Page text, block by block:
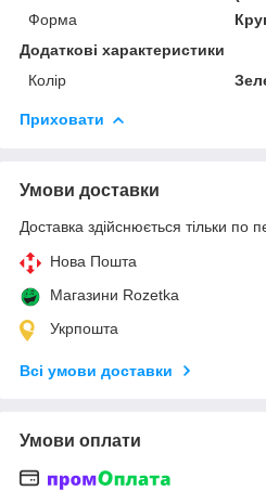
Форма
Додаткові характеристики
Колір
Приховати
Умови доставки
Доставка здійснюється тільки по
Нова Пошта
Магазини Rozetka
Укрпошта
Всі умови доставки
Умови оплати